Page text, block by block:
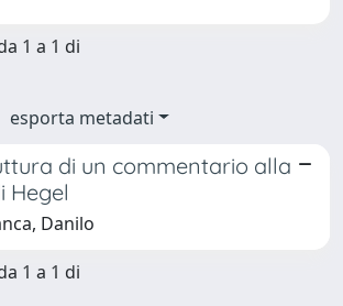
1 a 1 di
esporta metadati
di un commentario alla
Hegel
Danilo
1 a 1 di